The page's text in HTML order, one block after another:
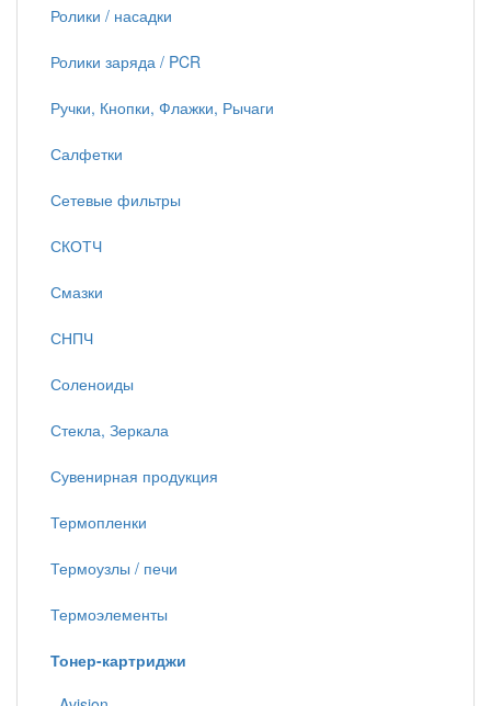
Ролики / насадки
Ролики заряда / PCR
Ручки, Кнопки, Флажки, Рычаги
Салфетки
Сетевые фильтры
СКОТЧ
Смазки
СНПЧ
Соленоиды
Стекла, Зеркала
Сувенирная продукция
Термопленки
Термоузлы / печи
Термоэлементы
Тонер-картриджи